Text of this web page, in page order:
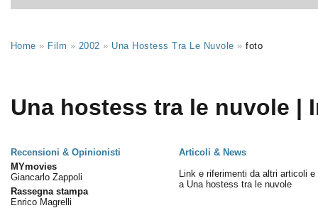
Home » Film » 2002 » Una Hostess Tra Le Nuvole »foto
Una hostess tra le nuvole |
Recensioni & Opinionisti
Articoli & News
MYmovies
Giancarlo Zappoli
Rassegna stampa
Enrico Magrelli
Link e riferimenti da altri articoli e
a Una hostess tra le nuvole